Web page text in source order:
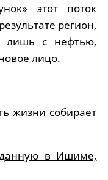
этот поток
регион,
лишь с нефтью,
лицо.
жизни собирает
в Ишиме,